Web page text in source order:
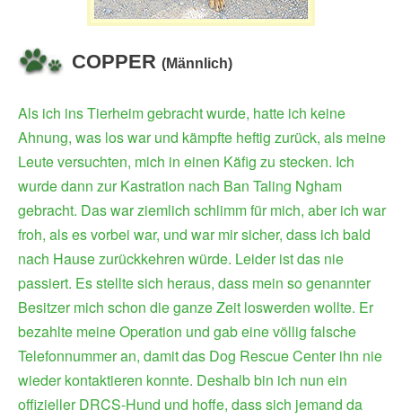
COPPER (Männlich)
Als ich ins Tierheim gebracht wurde, hatte ich keine
Ahnung, was los war und kämpfte heftig zurück, als meine
Leute versuchten, mich in einen Käfig zu stecken. Ich
wurde dann zur Kastration nach Ban Taling Ngham
gebracht. Das war ziemlich schlimm für mich, aber ich war
froh, als es vorbei war, und war mir sicher, dass ich bald
nach Hause zurückkehren würde. Leider ist das nie
passiert. Es stellte sich heraus, dass mein so genannter
Besitzer mich schon die ganze Zeit loswerden wollte. Er
bezahlte meine Operation und gab eine völlig falsche
Telefonnummer an, damit das Dog Rescue Center ihn nie
wieder kontaktieren konnte. Deshalb bin ich nun ein
offizieller DRCS-Hund und hoffe, dass sich jemand da